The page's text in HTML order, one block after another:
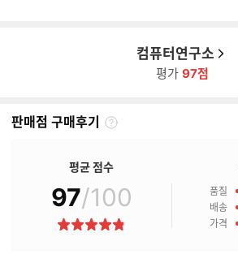
컴퓨터연구소
평가 97점
판매점 구매후기
판
매
후
기
평균 점수
97/100
별
품질
배송
가격